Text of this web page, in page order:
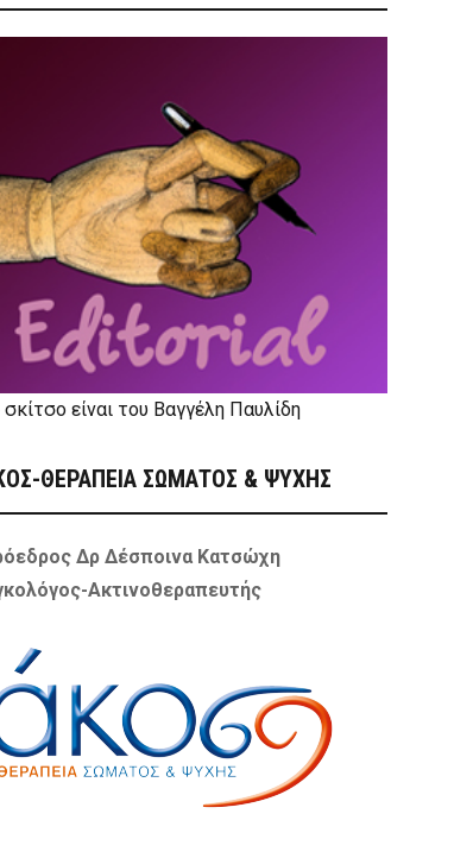
σκίτσο είναι του Βαγγέλη Παυλίδη
ΘΕΡΑΠΕΙΑ ΣΩΜΑΤΟΣ & ΨΥΧΗΣ
Δρ Δέσποινα Κατσώχη
Ακτινοθεραπευτής